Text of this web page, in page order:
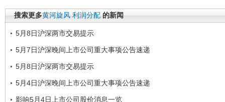
搜索更多黄河旋风 利润分配 的新闻
5月8日沪深两市交易提示
5月7日沪深晚间上市公司重大事项公告速递
5月8日沪深两市交易提示
5月4日沪深晚间上市公司重大事项公告速递
影响5月4日上市公司股价消息一览